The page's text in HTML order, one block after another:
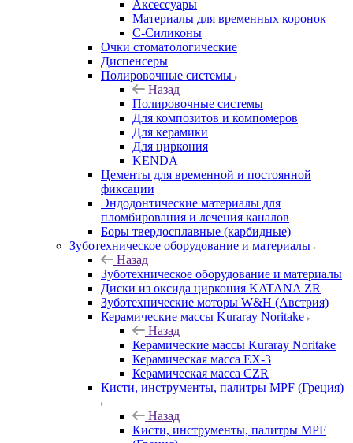
Аксессуары
Материалы для временных коронок
С-Силиконы
Очки стоматологические
Диспенсеры
Полировочные системы
Назад
Полировочные системы
Для композитов и компомеров
Для керамики
Для циркония
KENDA
Цементы для временной и постоянной
фиксации
Эндодонтические материалы для
пломбирования и лечения каналов
Боры твердосплавные (карбидные)
Зуботехническое оборудование и материалы
Назад
Зуботехническое оборудование и материалы
Диски из оксида циркония KATANA ZR
Зуботехнические моторы W&H (Австрия)
Керамические массы Kuraray Noritake
Назад
Керамические массы Kuraray Noritake
Керамическая масса EX-3
Керамическая масса CZR
Кисти, инструменты, палитры MPF (Греция)
Назад
Кисти, инструменты, палитры MPF